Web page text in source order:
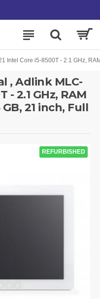
Intel Core i5-8500T - 2.1 GHz,
, Adlink MLC-
- 2.1 GHz, RAM
GB, 21 inch, Full
REFURBISHED